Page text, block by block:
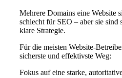
Mehrere Domains eine Website
schlecht für SEO – aber sie sind
klare Strategie.
Für die meisten Website-
sicherste und effektivste Weg:
Fokus auf eine starke,